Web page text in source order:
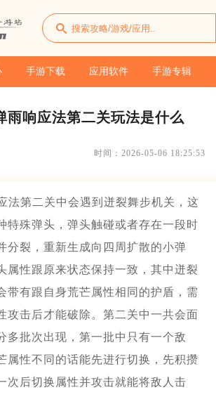
手游下载 应用软件 手游专辑
雨响应法第二关玩法是什么
时间：2026-05-06 18:25:53
法第二关中会遇到迸裂舞步机关，这
特殊弹头，弹头触碰或者存在一段时
分裂，重新生成向四周扩散的小弹
属性跟原来状态保持一致，其中迸裂
带有跟自身荒芒属性相同的护盾，需
攻击后才能破除。第二关中一共会面
多批次出现，第一批中只有一个敌
属性不同的话能先进行切换，先积攒
次后切换属性并攻击就能将敌人击